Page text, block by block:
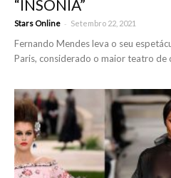
“INSÓNIA”
Stars Online - Setembro 22, 2021
Fernando Mendes leva o seu
Paris, considerado o maior teatro de